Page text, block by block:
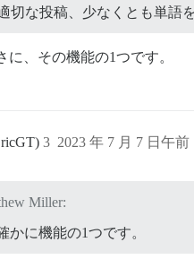
切な投稿、少なくとも単語
に、その機能の1つです。
2023 年 7 月 7 日午前
3
Miller:
かに機能の1つです。